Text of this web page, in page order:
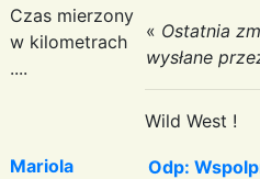
Czas mierzony
w kilometrach
....
« Ostatnia
wysłane
Wild West !
Mariola
Odp: